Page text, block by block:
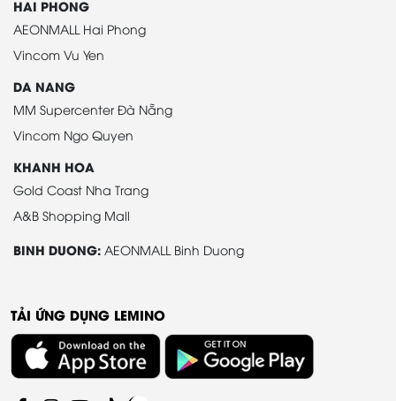
HAI PHONG
AEONMALL Hai Phong
Vincom Vu Yen
DA NANG
MM Supercenter Đà Nẵng
Vincom Ngo Quyen
KHANH HOA
Gold Coast Nha Trang
A&B Shopping Mall
BINH DUONG: AEONMALL Binh Duong
TẢI ỨNG DỤNG LEMINO